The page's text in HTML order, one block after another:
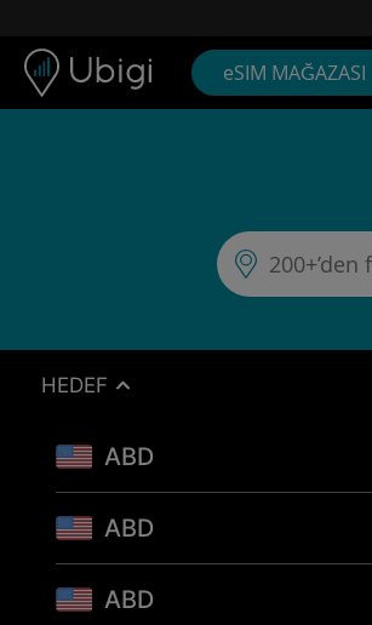
eSIM MAĞAZASI
HEDEF
ABD
ABD
ABD